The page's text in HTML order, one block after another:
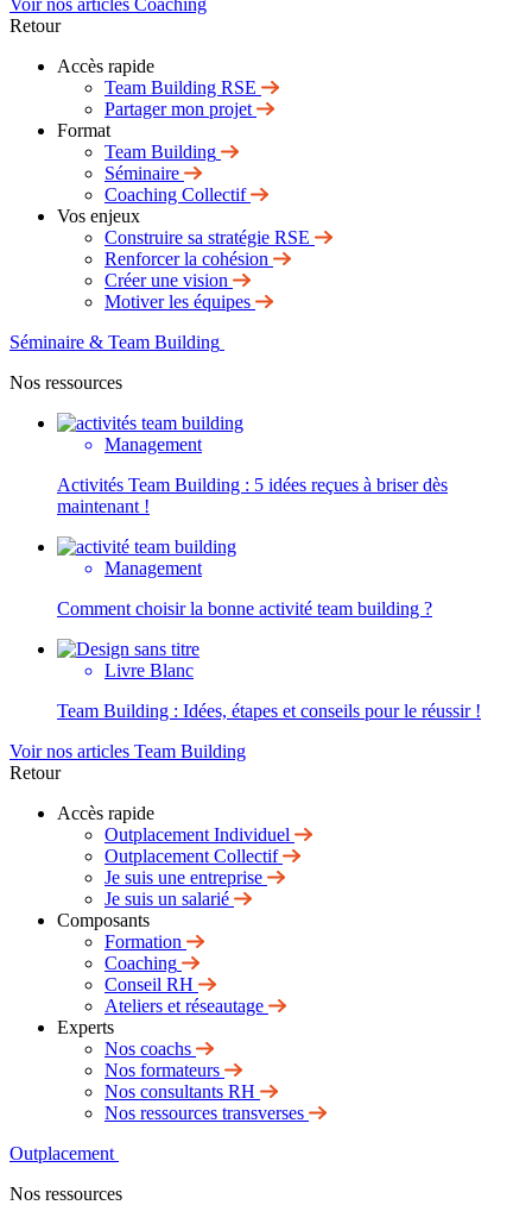
Voir nos articles Coaching
Retour
Accès rapide
Team Building RSE
Partager mon projet
Format
Team Building
Séminaire
Coaching Collectif
Vos enjeux
Construire sa stratégie RSE
Renforcer la cohésion
Créer une vision
Motiver les équipes
Séminaire & Team Building
Nos ressources
Management
Activités Team Building : 5 idées reçues à briser dès
maintenant !
Management
Comment choisir la bonne activité team building ?
Livre Blanc
Team Building : Idées, étapes et conseils pour le réussir !
Voir nos articles Team Building
Retour
Accès rapide
Outplacement Individuel
Outplacement Collectif
Je suis une entreprise
Je suis un salarié
Composants
Formation
Coaching
Conseil RH
Ateliers et réseautage
Experts
Nos coachs
Nos formateurs
Nos consultants RH
Nos ressources transverses
Outplacement
Nos ressources